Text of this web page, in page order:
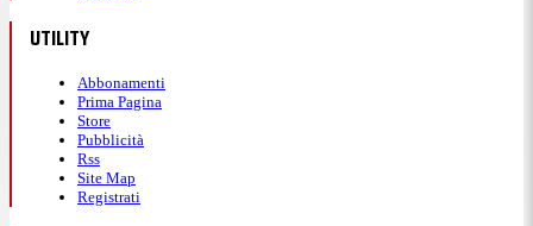
UTILITY
Abbonamenti
Prima Pagina
Store
Pubblicità
Rss
Site Map
Registrati